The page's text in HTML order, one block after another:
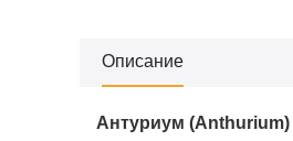
Описание
Антуриум (Anthurium)